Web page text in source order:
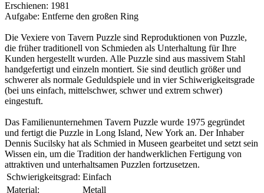
Erschienen: 1981
Aufgabe: Entferne den großen Ring
Die Vexiere von Tavern Puzzle sind Reproduktionen von Puzzle,
die früher traditionell von Schmieden als Unterhaltung für Ihre
Kunden hergestellt wurden. Alle Puzzle sind aus massivem Stahl
handgefertigt und einzeln montiert. Sie sind deutlich größer und
schwerer als normale Geduldspiele und in vier Schiwerigkeitsgrade
(bei uns einfach, mittelschwer, schwer und extrem schwer)
eingestuft.
Das Familienunternehmen Tavern Puzzle wurde 1975 gegründet
und fertigt die Puzzle in Long Island, New York an. Der Inhaber
Dennis Sucilsky hat als Schmied in Museen gearbeitet und setzt sein
Wissen ein, um die Tradition der handwerklichen Fertigung von
attraktiven und unterhaltsamen Puzzlen fortzusetzen.
Schwierigkeitsgrad: Einfach
Material:
Metall